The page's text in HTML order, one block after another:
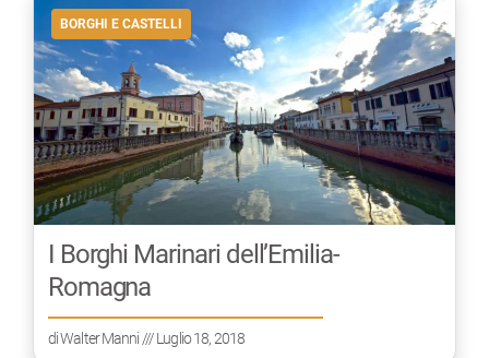
BORGHI E CASTELLI
I Borghi Marinari dell’Emilia-
Romagna
diWalter Manni/// Luglio 18, 2018